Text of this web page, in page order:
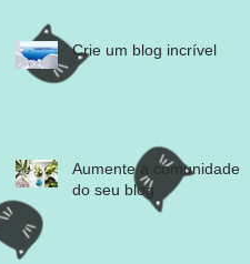
Crie um blog incrível
Aumente a comunidade
do seu blog